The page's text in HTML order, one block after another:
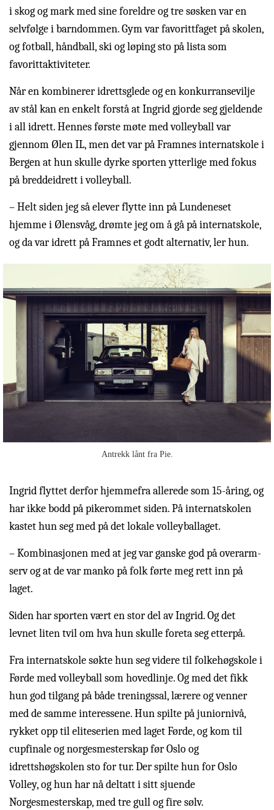
i skog og mark med sine foreldre og tre søsken var en
selvfølge i barndommen. Gym var favorittfaget på skolen,
og fotball, håndball, ski og løping sto på lista som
favorittaktiviteter.
Når en kombinerer idrettsglede og en konkurransevilje
av stål kan en enkelt forstå at Ingrid gjorde seg gjeldende
i all idrett. Hennes første møte med volleyball var
gjennom Ølen IL, men det var på Framnes internatskole i
Bergen at hun skulle dyrke sporten ytterlige med fokus
på breddeidrett i volleyball.
– Helt siden jeg så elever flytte inn på Lundeneset
hjemme i Ølensvåg, drømte jeg om å gå på internatskole,
og da var idrett på Framnes et godt alternativ, ler hun.
Antrekk lånt fra Pie.
Ingrid flyttet derfor hjemmefra allerede som 15-åring, og
har ikke bodd på pikerommet siden. På internatskolen
kastet hun seg med på det lokale volleyballaget.
– Kombinasjonen med at jeg var ganske god på overarm-
serv og at de var manko på folk førte meg rett inn på
laget.
Siden har sporten vært en stor del av Ingrid. Og det
levnet liten tvil om hva hun skulle foreta seg etterpå.
Fra internatskole søkte hun seg videre til folkehøgskole i
Førde med volleyball som hovedlinje. Og med det fikk
hun god tilgang på både treningssal, lærere og venner
med de samme interessene. Hun spilte på juniornivå,
rykket opp til eliteserien med laget Førde, og kom til
cupfinale og norgesmesterskap før Oslo og
idrettshøgskolen sto for tur. Der spilte hun for Oslo
Volley, og hun har nå deltatt i sitt sjuende
Norgesmesterskap, med tre gull og fire sølv.